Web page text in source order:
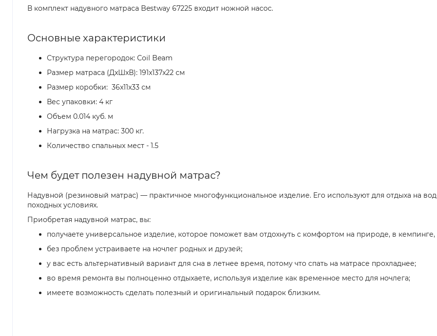
В комплект надувного матраса Bestway 67225 входит ножной насос.
Основные характеристики
Структура перегородок: Coil Beam
Размер матраса (ДxШxВ): 191x137x22 см
Размер коробки: 36x11x33 см
Вес упаковки: 4 кг
Объем 0.014 куб. м
Нагрузка на матрас: 300 кг.
Количество спальных мест - 1.5
Чем будет полезен надувной матрас?
Надувной (резиновый матрас) — практичное многофункциональное изделие. Его используют для отдыха на
походных условиях.
Приобретая надувной матрас, вы:
получаете универсальное изделие, которое поможет вам отдохнуть с комфортом на природе, в кемпинге,
без проблем устраиваете на ночлег родных и друзей;
у вас есть альтернативный вариант для сна в летнее время, потому что спать на матрасе прохладнее;
во время ремонта вы полноценно отдыхаете, используя изделие как временное место для ночлега;
имеете возможность сделать полезный и оригинальный подарок близким.